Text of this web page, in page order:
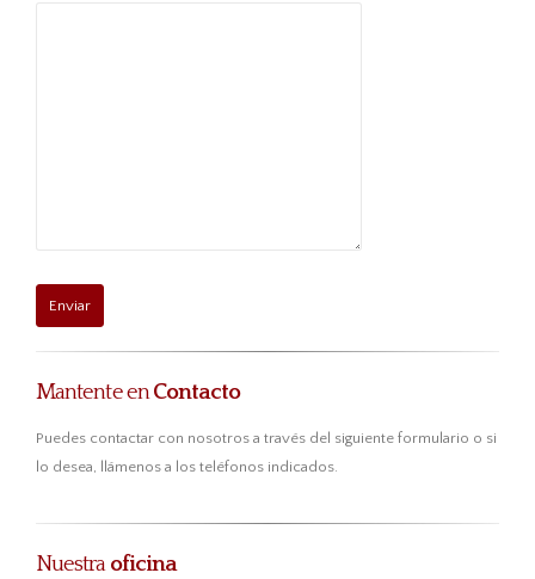
Mantente enContacto
Puedes contactar con nosotros a través del siguiente formulario o si
lo desea, llámenos a los teléfonos indicados.
Nuestraoficina